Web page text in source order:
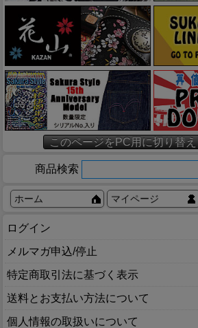
このページをPC用に切り替え
商品検索
ホーム マイページ
ログイン
メルマガ申込/停止
特定商取引法に基づく表示
送料とお支払い方法について
個人情報の取扱いについて